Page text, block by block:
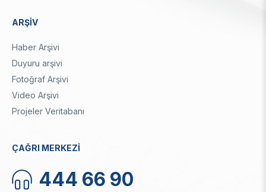
ARŞİV
Haber Arşivi
Duyuru arşivi
Fotoğraf Arşivi
Video Arşivi
Projeler Veritabanı
ÇAĞRI MERKEZİ
444 66 90